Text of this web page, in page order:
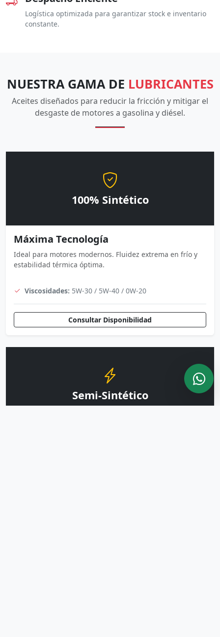
Logística optimizada para garantizar stock e inventario
constante.
NUESTRA GAMA DE LUBRICANTES
Aceites diseñados para reducir la fricción y mitigar el
desgaste de motores a gasolina y diésel.
100% Sintético
Máxima Tecnología
Ideal para motores modernos. Fluidez extrema en frío y
estabilidad térmica óptima.
Viscosidades: 5W-30 / 5W-40 / 0W-20
Consultar Disponibilidad
Semi-Sintético